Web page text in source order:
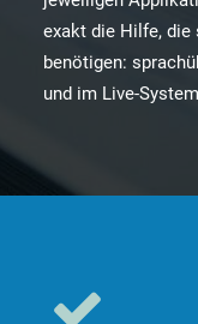
exakt die Hilfe,
benötigen:
und im Live-